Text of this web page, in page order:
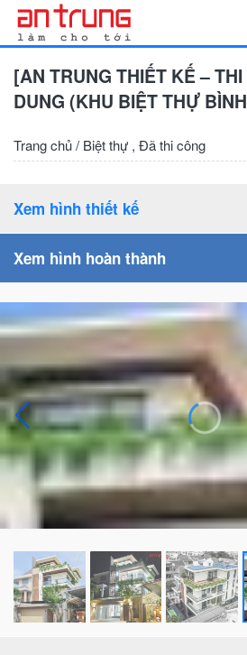
[AN TRUNG THIẾT KẾ –
DUNG (KHU BIỆT THỰ
Trang chủ/ Biệt thự , Đã thi công
Xem hình thiết kế
Xem hình hoàn thành